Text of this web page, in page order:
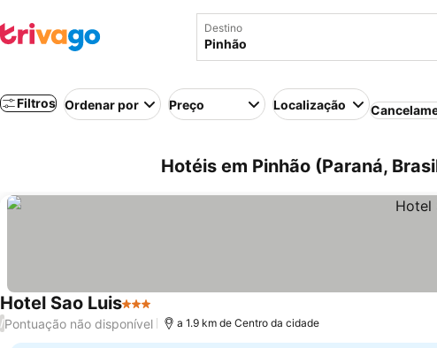
Destino
Filtros Ordenar por Preço Localização
Hotéis em Pinhão (Paraná,
Hotel Sao Luis3 EstrelasVer preços
/Pontuação não disponível a 1.9 km de Centro da cidade